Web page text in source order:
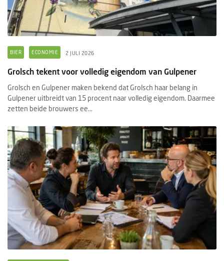
BIER ECONOMIE 2 JULI 2026
Grolsch tekent voor volledig eigendom van Gulpener
Grolsch en Gulpener maken bekend dat Grolsch haar belang in
Gulpener uitbreidt van 15 procent naar volledig eigendom. Daarmee
zetten beide brouwers ee...